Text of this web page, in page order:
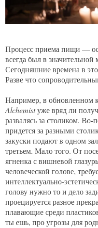
Процесс приема пищи —
всегда был в значительной
Сегодняшние времена в
Разве что
Например, в обновленном
Alchemistуже вряд ли
развалясь за столиком.
придется за разными
закуски подают в одном
третьем. Мало того. От
ягненка с вишневой
человеческой голове,
интеллектуально-
голову нужно то и дело
проецируется разное
плавающие среди
ты ешь, про угрозы для